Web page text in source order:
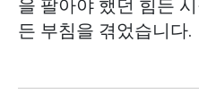
을 팔아야 했던 힘든
든 부침을 겪었습니다.